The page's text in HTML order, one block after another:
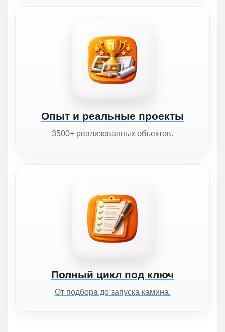
Опыт и реальные проекты
3500+ реализованных объектов.
Полный цикл под ключ
От подбора до запуска камина.